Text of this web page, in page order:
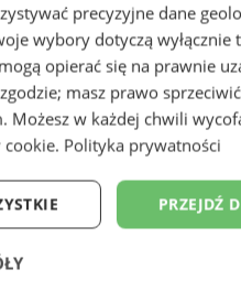
w gminach
precyzyjne dane
wybory dotyczą
opierać się na prawnie
masz prawo
. Możesz w każdej chwili
cookie. Polityka prywatności
PRZEJDŹ